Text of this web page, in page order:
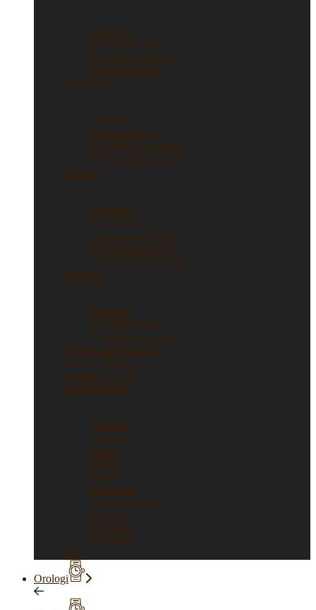
Vedi tutti
Bracciali in oro
Bracciali in argento
Bracciali tennis
Orecchini
Vedi tutti
Orecchini in oro
Orecchini in argento
Orecchini punto luce
Collane
Vedi tutti
Collane in oro
Collane in argento
Collane punto luce
Collane con ciondoli
Ciondoli
Vedi tutti
Ciondoli in oro
Ciondoli in argento
Gioielli con Diamanti
Gioielli vintage
Gioielli d’artista
Gioielli firmati
Vedi tutti
Bulgari
Cartier
Tiffany
Gucci
Pomellato
Pasquale Bruni
Damiani
Re Carlo
Vedi tutti
Sold
Orologi